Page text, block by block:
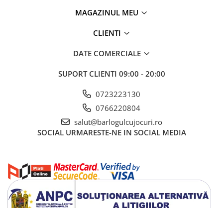
MAGAZINUL MEU
CLIENTI
DATE COMERCIALE
SUPORT CLIENTI 09:00 - 20:00
0723223130
0766220804
salut@barlogulcujocuri.ro
SOCIAL URMARESTE-NE IN SOCIAL MEDIA